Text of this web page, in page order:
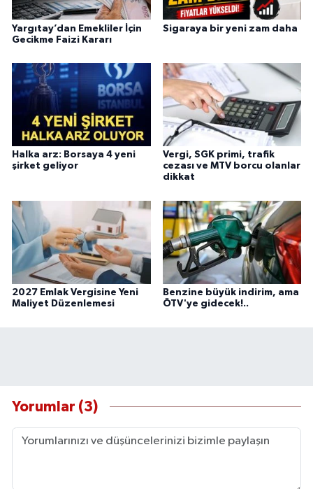
Yargıtay’dan Emekliler İçin
Gecikme Faizi Kararı
Sigaraya bir yeni zam daha
Halka arz: Borsaya 4 yeni
şirket geliyor
Vergi, SGK primi, trafik
cezası ve MTV borcu olanlar
dikkat
2027 Emlak Vergisine Yeni
Maliyet Düzenlemesi
Benzine büyük indirim, ama
ÖTV'ye gidecek!..
Yorumlar (3)